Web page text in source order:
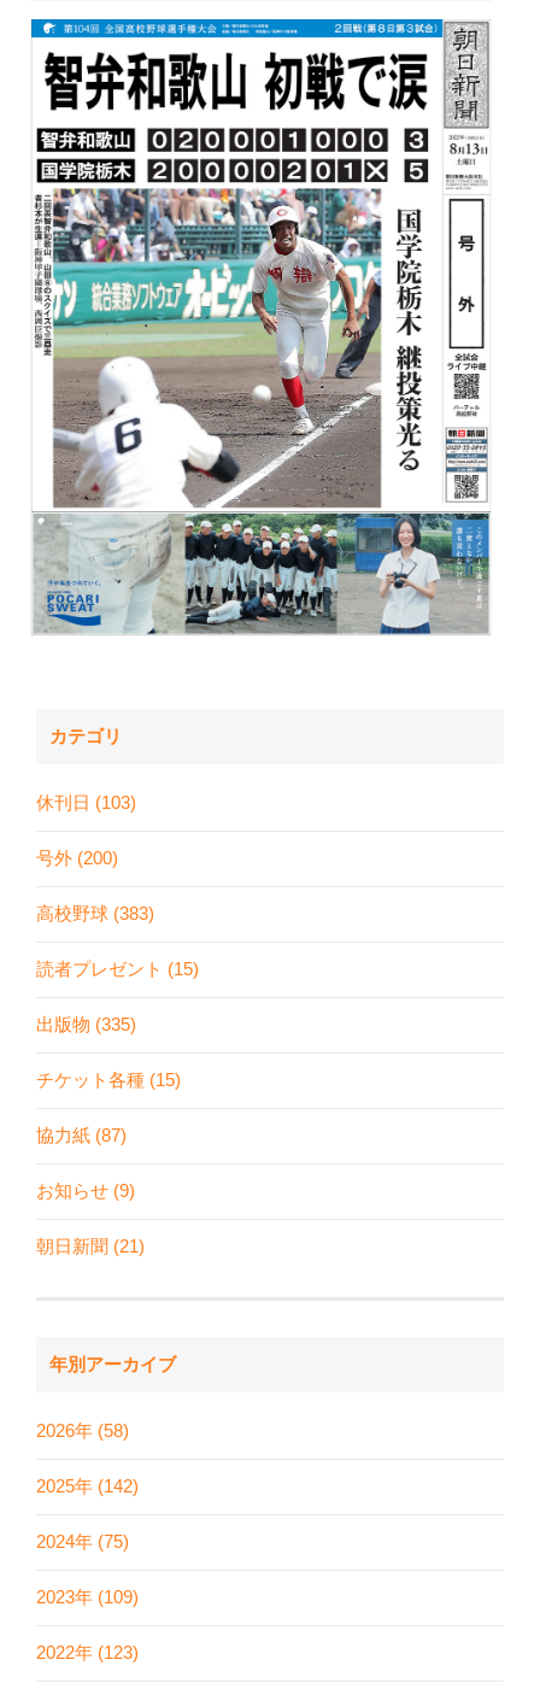
カテゴリ
休刊日 (103)
号外 (200)
高校野球 (383)
読者プレゼント (15)
出版物 (335)
チケット各種 (15)
協力紙 (87)
お知らせ (9)
朝日新聞 (21)
年別アーカイブ
2026年 (58)
2025年 (142)
2024年 (75)
2023年 (109)
2022年 (123)